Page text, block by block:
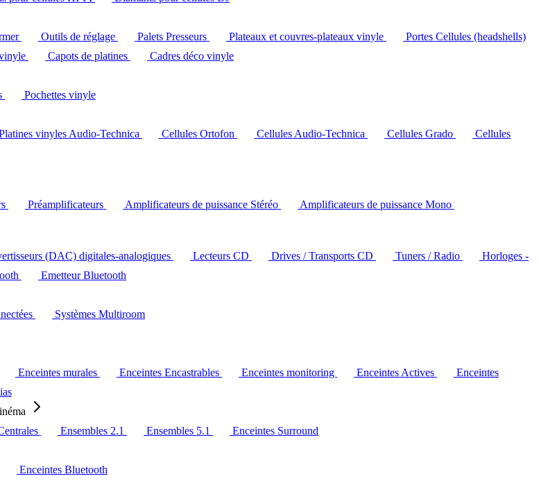
Outils de réglage Palets Presseurs Plateaux et couvres-plateaux vinyle
Portes Cellules (headshells)
Capots de platines
Cadres déco vinyle
Pochettes vinyle
vinyles Audio-Technica Cellules Ortofon Cellules Audio-Technica Cellules Grado
Cellules
Préamplificateurs Amplificateurs de puissance Stéréo
Amplificateurs de puissance Mono
(DAC) digitales-analogiques Lecteurs CD Drives / Transports CD Tuners / Radio
Horloges -
Emetteur Bluetooth
Systèmes Multiroom
Enceintes murales Enceintes Encastrables Enceintes monitoring Enceintes Actives
Enceintes
Ensembles 2.1 Ensembles 5.1
Enceintes Surround
Enceintes Bluetooth